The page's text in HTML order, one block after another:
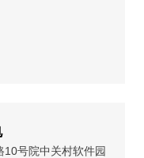
号院中关村软件园